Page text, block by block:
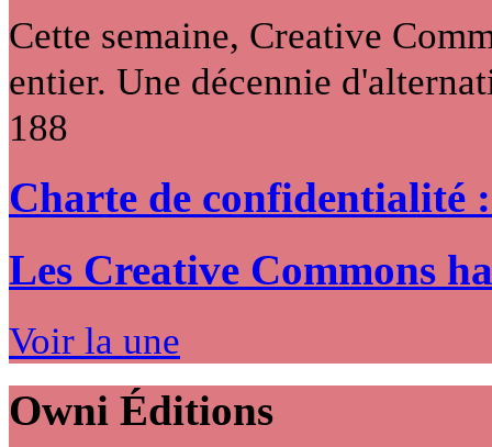
Cette semaine, Creative
entier. Une décennie
188
Charte de confidentialité
Les Creative Commons
Voir la une
Owni Éditions